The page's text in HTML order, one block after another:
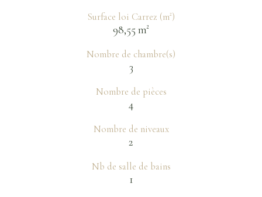
Surface loi Carrez (m²)
98,55 m²
Nombre de chambre(s)
3
Nombre de pièces
4
Nombre de niveaux
2
Nb de salle de bains
1